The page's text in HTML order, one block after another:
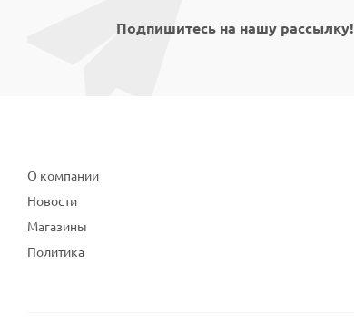
Подпишитесь на нашу рассылку!
О компании
Новости
Магазины
Политика